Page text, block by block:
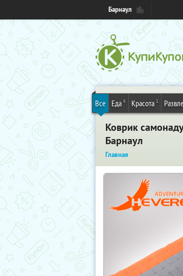
Барнаул
Все Еда 6 Красота 1
Коврик
Барнаул
Главная